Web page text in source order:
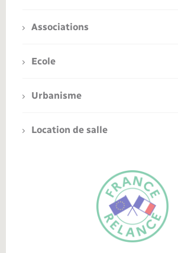
Associations
Ecole
Urbanisme
Location de salle